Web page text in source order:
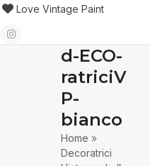
Love Vintage Paint
Instagram
d-ECO-
ratriciV
P-
bianco
Home »
Decoratrici